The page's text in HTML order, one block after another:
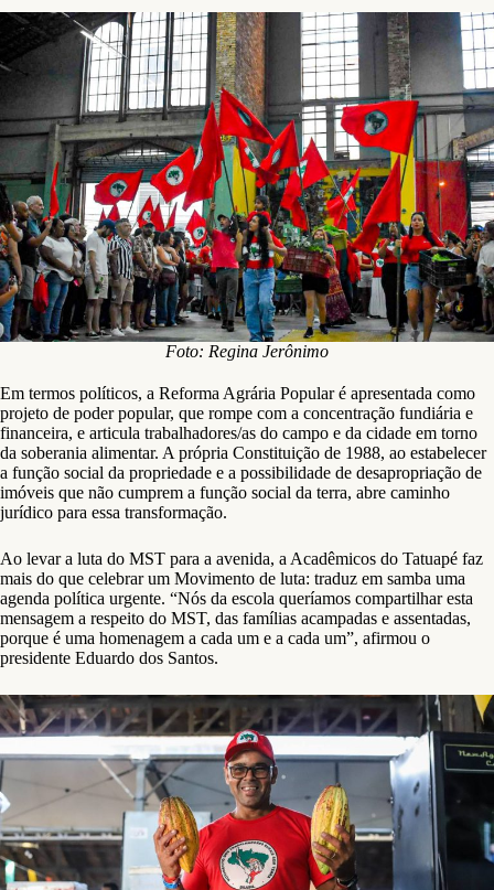
Foto: Regina Jerônimo
Em termos políticos, a Reforma Agrária Popular é apresentada como
projeto de poder popular, que rompe com a concentração fundiária e
financeira, e articula trabalhadores/as do campo e da cidade em torno
da soberania alimentar. A própria Constituição de 1988, ao estabelecer
a função social da propriedade e a possibilidade de desapropriação de
imóveis que não cumprem a função social da terra, abre caminho
jurídico para essa transformação.
Ao levar a luta do MST para a avenida, a Acadêmicos do Tatuapé faz
mais do que celebrar um Movimento de luta: traduz em samba uma
agenda política urgente. “Nós da escola queríamos compartilhar esta
mensagem a respeito do MST, das famílias acampadas e assentadas,
porque é uma homenagem a cada um e a cada um”, afirmou o
presidente Eduardo dos Santos.